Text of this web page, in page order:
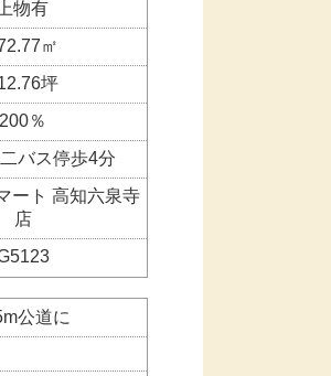
上物有
㎡
坪
200％
バス停歩4分
ート 高知六泉寺
店
公道に